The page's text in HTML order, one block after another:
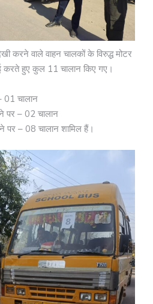
करने वाले वाहन चालकों के विरुद्ध मोटर
करते हुए कुल 11 चालान किए गए।
01 चालान
पर – 02 चालान
पर – 08 चालान शामिल हैं।